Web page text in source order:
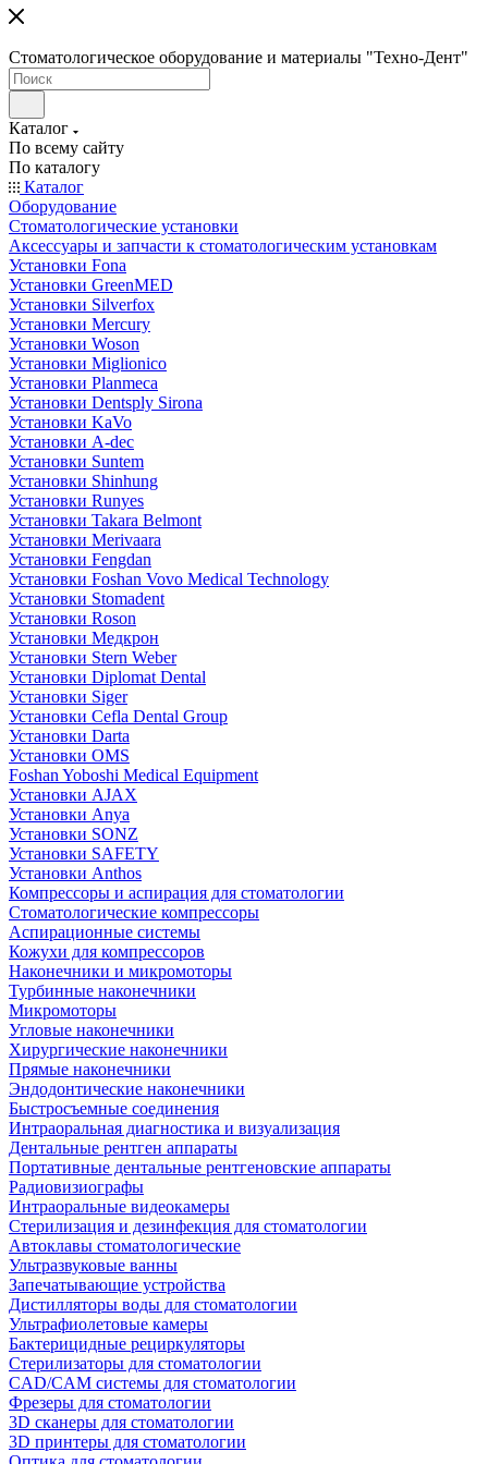
Стоматологическое оборудование и материалы "Техно-Дент"
Каталог
По всему сайту
По каталогу
Каталог
Оборудование
Стоматологические установки
Аксессуары и запчасти к стоматологическим установкам
Установки Fona
Установки GreenMED
Установки Silverfox
Установки Mercury
Установки Woson
Установки Miglionico
Установки Planmeca
Установки Dentsply Sirona
Установки KaVo
Установки A-dec
Установки Suntem
Установки Shinhung
Установки Runyes
Установки Takara Belmont
Установки Merivaara
Установки Fengdan
Установки Foshan Vovo Medical Technology
Установки Stomadent
Установки Roson
Установки Медкрон
Установки Stern Weber
Установки Diplomat Dental
Установки Siger
Установки Cefla Dental Group
Установки Darta
Установки OMS
Foshan Yoboshi Medical Equipment
Установки AJAX
Установки Anya
Установки SONZ
Установки SAFETY
Установки Anthos
Компрессоры и аспирация для стоматологии
Стоматологические компрессоры
Аспирационные системы
Кожухи для компрессоров
Наконечники и микромоторы
Турбинные наконечники
Микромоторы
Угловые наконечники
Хирургические наконечники
Прямые наконечники
Эндодонтические наконечники
Быстросъемные соединения
Интраоральная диагностика и визуализация
Дентальные рентген аппараты
Портативные дентальные рентгеновские аппараты
Радиовизиографы
Интраоральные видеокамеры
Стерилизация и дезинфекция для стоматологии
Автоклавы стоматологические
Ультразвуковые ванны
Запечатывающие устройства
Дистилляторы воды для стоматологии
Ультрафиолетовые камеры
Бактерицидные рециркуляторы
Стерилизаторы для стоматологии
CAD/CAM системы для стоматологии
Фрезеры для стоматологии
3D cканеры для стоматологии
3D принтеры для стоматологии